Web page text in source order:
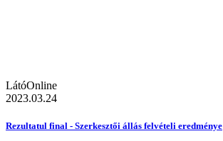
LátóOnline
2023.03.24
Rezultatul final - Szerkesztői állás felvételi eredménye